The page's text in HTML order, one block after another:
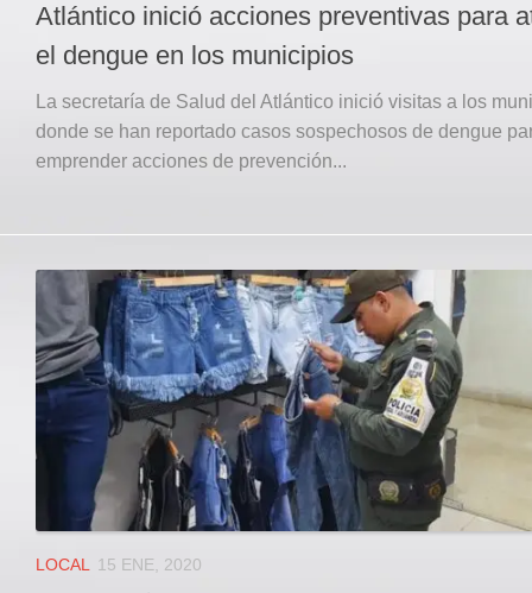
Atlántico inició acciones preventivas para
el dengue en los municipios
La secretaría de Salud del Atlántico inició visitas a los
donde se han reportado casos sospechosos de dengue
emprender acciones de prevención...
LOCAL 15 ENE, 2020